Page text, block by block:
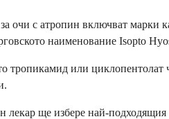
очи с атропин включват марки
наименование Isopto
или циклопентолат
лекар ще избере най-